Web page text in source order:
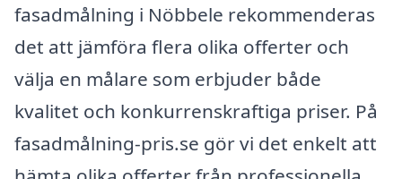
fasadmålning i Nöbbele rekommenderas
det att jämföra flera olika offerter och
välja en målare som erbjuder både
kvalitet och konkurrenskraftiga priser. På
fasadmålning-pris.se gör vi det enkelt att